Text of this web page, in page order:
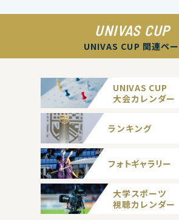
UNIVAS CUP
UNIVAS CUP 関連ペ
UNIVAS CUP
大会カレンダー
ランキング
フォトギャラリー
大学スポーツ
視聴カレンダー